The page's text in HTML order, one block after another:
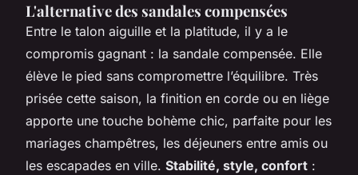
L'alternative des sandales compensées
Entre le talon aiguille et la platitude, il y a le
compromis gagnant : la sandale compensée. Elle
élève le pied sans compromettre l’équilibre. Très
prisée cette saison, la finition en corde ou en liège
apporte une touche bohème chic, parfaite pour les
mariages champêtres, les déjeuners entre amis ou
les escapades en ville. Stabilité, style, confort :